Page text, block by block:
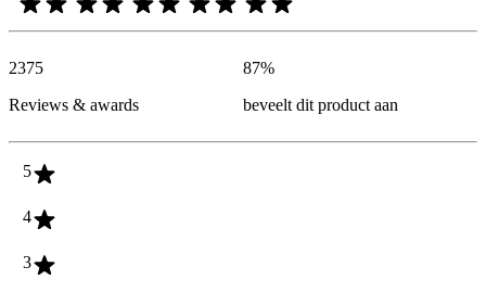
2375
Reviews & awards
87%
beveelt dit product aan
5
4
3